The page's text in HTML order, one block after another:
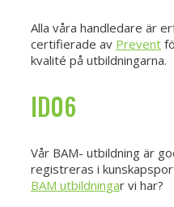
Alla våra handledare är
certifierade av Prevent
kvalité på utbildningarna.
ID06
Vår BAM- utbildning är
registreras i
BAM utbildningar vi har?